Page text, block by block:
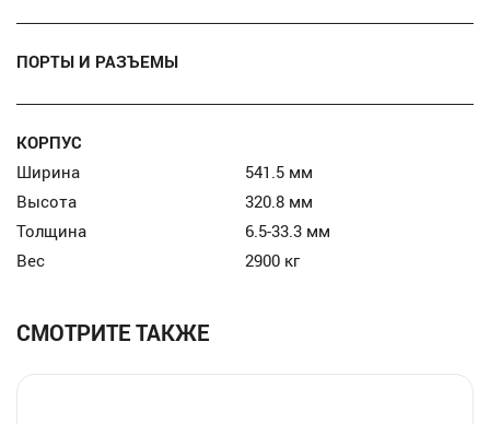
ПОРТЫ И РАЗЪЕМЫ
КОРПУС
Ширина
541.5 мм
Высота
320.8 мм
Толщина
6.5-33.3 мм
Вес
2900 кг
СМОТРИТЕ ТАКЖЕ